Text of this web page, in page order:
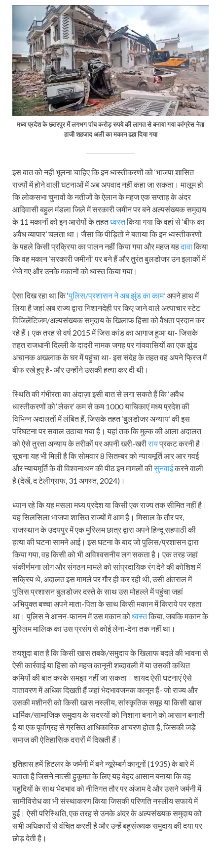
मध्य प्रदेश के छतरपुर में लगभग पांच करोड़ रुपये की लागत से बनाया गया कांग्रेस नेता
हाजी शहजाद अली का मकान ढहा दिया गया
इस बात को नहीं भूलना चाहिए कि इन ध्वस्तीकरणों को ‘भाजपा शासित
राज्यों में होने वाली घटनाओं में अब अपवाद नहीं कहा जा सकता। मालूम हो
कि लोकसभा चुनावों के नतीजों के ऐलान के महज एक सप्ताह के अंदर
आदिवासी बहुल मंडला जिले में सरकारी जमीन पर बने अल्पसंख्यक समुदाय
के 11 मकानों को इन आरोपों के तहतध्वस्तकिया गया कि वहां से ‘बीफ का
अवैध व्यापार’ चलता था। जैसा कि पीड़ितों ने बताया कि इन ध्वस्तीकरणों
के पहले किसी प्रक्रिया का पालन नहीं किया गया और महज यहदावाकिया
कि वह मकान ‘सरकारी जमीनों’ पर बने हैं और तुरंत बुलडोजर उन इलाकों में
भेजे गए और उनके मकानों को ध्वस्त किया गया।
ऐसा दिख रहा था कि ‘पुलिस/प्रशासन ने अब झुंड का काम’ अपने हाथ में
लिया है जहां अब राज्य द्वारा निशानदेही पर किए जाने वाले अत्याचार स्टेट
विजिलेंटिजम/अल्पसंख्यक समुदाय के खिलाफ हिंसा को वैधता प्रदान कर
रहे हैं। एक तरह से वर्ष 2015 में जिस कांड का आगाज हुआ था- जिसके
तहत राजधानी दिल्ली के दादरी नामक जगह पर गांववासियों का एक झुंड
अचानक अखलाक के घर में पहुंचा था- इस संदेह के तहत वह अपने फ्र‌िज में
बीफ रखे हुए है- और उन्होंने उसकी हत्या कर दी थी।
स्थिति की गंभीरता का अंदाज़ा इसी बात से लगा सकते हैं कि ‘अवैध
ध्वस्तीकरणों को’ लेकर‘ कम से कम 1000 याचिकाएं मध्य प्रदेश की
विभिन्न अदालतों में लंबित हैं, जिसके तहत ‘बुलडोजर अन्याय’ की इस
परिघटना पर सवाल उठाया गया है। यहां तक कि मुल्क की आला अदालत
को ऐसे तुरता अन्याय के तरीकों पर अपनी खरी-खरीरायप्रकट करनी है।
सूचना यह भी मिली है कि सोमवार 8 सितम्बर को न्यायमूर्ति आर आर गवई
और न्यायमूर्ति के वी विश्वनाथन की पीठ इन मामलों कीसुनवाईकरने वाली
है (देखें, द टेलीग्राफ, 31 अगस्त, 2024)।
ध्यान रहे कि यह मसला मध्य प्रदेश या किसी एक राज्य तक सीमित नहीं है।
यह सिलसिला भाजपा शासित राज्यों में आम है। मिसाल के तौर पर,
राजस्थान के उदयपुर में एक मुस्लिम छात्र द्वारा अपने हिन्दू सहपाठी की
हत्या की घटना सामने आई। इस घटना के बाद जो पुलिस/प्रशासन द्वारा
किया गया, वह किसी को भी अविश्वसनीय लग सकता है। एक तरह जहां
संकीर्णमना लोग और संगठन मामले को सांप्रदायिक रंग देने की कोशिश में
सक्रिय थे, अदालत इस मामले पर गौर ही कर रही थी, उसी अंतराल में
पुलिस प्रशासन बुलडोजर दस्ते के साथ उस मोहल्ले में पहुंचा जहां
अभियुक्त बच्चा अपने माता-पिता के साथ किसी मकान में किराये पर रहता
था। पुलिस ने आनन-फानन में उस मकान कोध्वस्तकिया, जबकि मकान के
मुस्लिम मालिक का उस प्रसंग से कोई लेना-देना तक नहीं था।
तयशुदा बात है कि किसी खास तबके/समुदाय के खिलाफ बदले की भावना से
ऐसी कार्रवाई या हिंसा को महज कानूनी शब्दावली में या उसकी कथित
कमियों की बात करके समझा नहीं जा सकता। शायद ऐसी घटनाएं ऐसे
वातावरण में अधिक दिखती हैं जहां भेदभावजनक कानून हैं- जो राज्य और
उसकी मशीनरी को किसी खास नस्लीय, सांस्कृतिक समूह या किसी खास
धार्मिक/सामाजिक समुदाय के सदस्यों को निशाना बनाने को आसान बनाती
है या एक पूर्वाग्रह से ग्रसित आधिकारिक आचरण होता है, जिसकी जड़ें
समाज की ऐतिहासिक दरारों में दिखती हैं।
इतिहास हमें हिटलर के जर्मनी में बने न्यूरेम्बर्ग कानूनों (1935) के बारे में
बताता है जिसने नात्सी हुकूमत के लिए यह बेहद आसान बनाया कि वह
यहूदियों के साथ भेदभाव को नीतिगत तौर पर अंजाम दे और उसने जर्मनी में
सामीविरोध का भी संस्थाकरण किया जिसकी परिणति नस्लीय सफाये में
हुई। ऐसी परिस्थिति, एक तरह से उनके अंदर के अल्पसंख्यक समुदाय को
सभी अधिकारों से वंचित करती है और उन्हें बहुसंख्यक समुदाय की दया पर
छोड़ देती है।